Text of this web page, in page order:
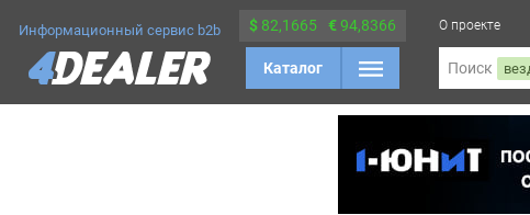
Информационный сервис b2b $ 82,1665 €94,8366
Каталог
О проекте
Поиск